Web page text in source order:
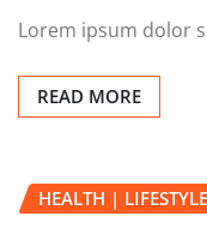
Lorem ipsum dolor
READ MORE
HEALTH | LIFESTYLE